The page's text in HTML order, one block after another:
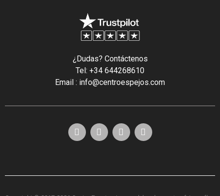
¿Dudas? Contáctenos
Tel: +34 644268610
Email : info@centroespejos.com